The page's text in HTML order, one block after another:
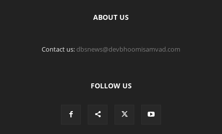
ABOUT US
Contact us: dbsnews@devbhoomisamvad.com
FOLLOW US